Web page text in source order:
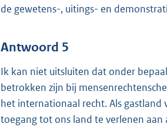
de gewetens-, uitings- en
Antwoord 5
Ik kan niet uitsluiten dat onder
betrokken zijn bij
het internationaal recht. Als
toegang tot ons land te verlenen